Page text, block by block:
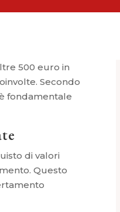
500 euro in
Secondo
fondamentale
di valori
Questo